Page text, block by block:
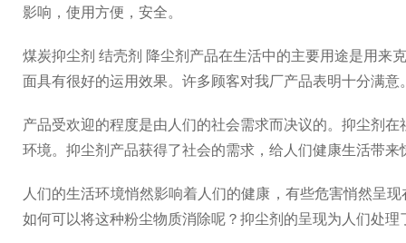
影响，使用方便，安全。
煤炭抑尘剂 结壳剂 降尘剂产品在生活中的主要用途是用来
面具有很好的运用效果。许多顾客对我厂产品表明十分满意
产品受欢迎的程度是由人们的社会需求而决议的。抑尘剂
环境。抑尘剂产品获得了社会的需求，给人们健康生活带来
人们的生活环境悄然影响着人们的健康，有些危害悄然呈
如何可以将这种粉尘物质消除呢？抑尘剂的呈现为人们处理